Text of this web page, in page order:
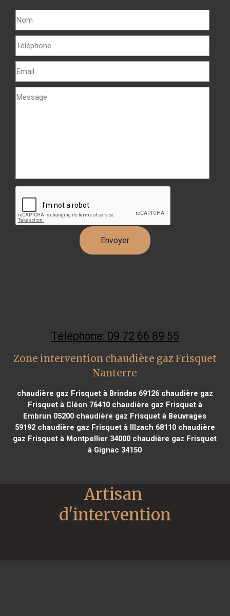
Téléphone: 09 72 66 89 55
Zone intervention chaudière gaz Frisquet
Nanterre
chaudière gaz Frisquet à Brindas 69126chaudière gaz
Frisquet à Cléon 76410chaudière gaz Frisquet à
Embrun 05200 chaudière gaz Frisquet à Beuvrages
59192chaudière gaz Frisquet à Illzach 68110chaudière
gaz Frisquet à Montpellier 34000 chaudière gaz Frisquet
à Gignac 34150
Artisan
d'intervention